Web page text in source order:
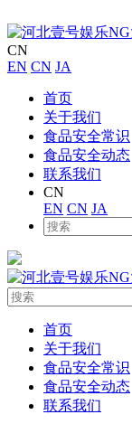
CN
EN CN JA
首页
关于我们
食品安全常识
食品安全动态
联系我们
CN
EN CN JA
首页
关于我们
食品安全常识
食品安全动态
联系我们